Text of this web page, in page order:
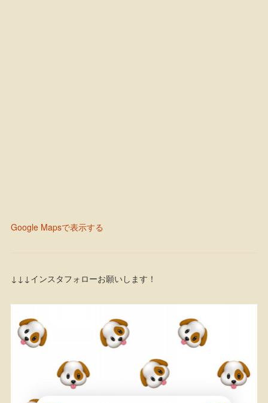
Google Mapsで表示する
↓↓↓インスタフォローお願いします！